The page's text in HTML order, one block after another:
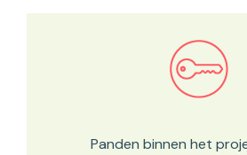
Bekijk in onze
Panden binnen het